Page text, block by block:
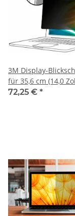
3M Display-
für 35,6 cm (14,0
72,25 € *